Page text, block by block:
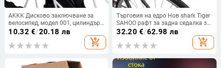
AKKK Дисково заключване за
велосипед, модел 001, цилиндър
от сплав мед, за велосипед, тегло
10.32 €/20.18 лв
add_shopping_cart
Търговия на едро Нов shark Tiger
SAHOO рафт за задна седалка за
велосипед удобен рафт за
велосипед задна рамка
32.20 €/62.98 лв
add_shopping_cart